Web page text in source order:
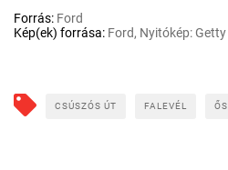
Forrás: Ford
Kép(ek) forrása: Ford, Nyitókép:
CSÚSZÓS ÚT FALEVÉL